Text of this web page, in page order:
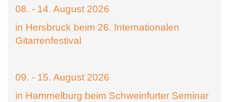
08. - 14. August 2026
in Hersbruck beim 26. Internationalen
Gitarrenfestival
09. - 15. August 2026
in Hammelburg beim Schweinfurter Seminar